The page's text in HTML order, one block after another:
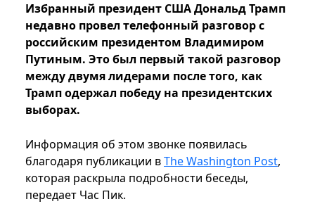
Избранный президент США Дональд Трамп
недавно провел телефонный разговор с
российским президентом Владимиром
Путиным. Это был первый такой разговор
между двумя лидерами после того, как
Трамп одержал победу на президентских
выборах.
Информация об этом звонке появилась
благодаря публикации вThe Washington Post,
которая раскрыла подробности беседы,
передает Час Пик.